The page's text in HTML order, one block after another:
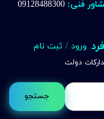
جستجو
فنی:
دولت
ورود / ثبت نام